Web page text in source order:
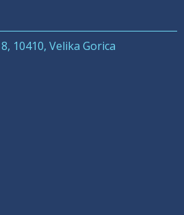
10410, Velika Gorica